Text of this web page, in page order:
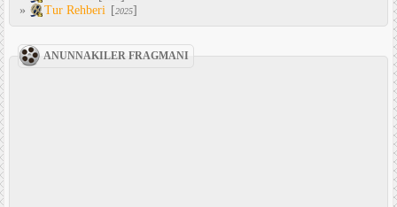
»
Tur Rehberi [2025]
ANUNNAKILER FRAGMANI